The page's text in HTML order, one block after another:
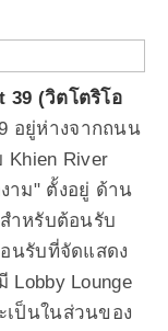
39 (วิตโตริโอ
อยู่ห่างจากถนน
Khien River
าม" ตั้งอยู่ ด้าน
ำหรับต้อนรับ
นรับที่จัดแสดง
Lounge
ป็นในส่วนของ